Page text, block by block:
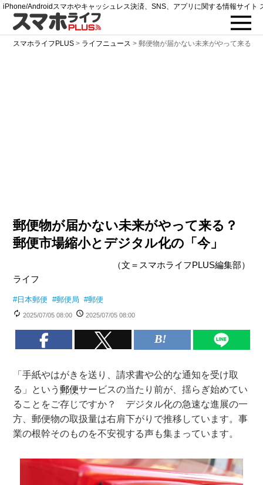
iPhone/Androidスマホやキャッシュレス決済、SNS、アプリに関する情報サイト
スマホライフPLUS > ライフニュース >郵便物が届かない未来がやって来る？
郵便物が届かない未来がやって来る？
郵便市場縮小とデジタル化の「今」
（文＝スマホライフPLUS編集部）
ライフ
#日本郵便 #郵便局 #郵便
2025/07/05 08:00 2025/07/05 08:00
「手紙やはがきを送り、請求書や公的な通知を受け取
る」という郵便サービスの当たり前が、揺らぎ始めてい
ることをご存じですか？ デジタル化の急速な進展の一
方、郵便物の取扱量は右肩下がりで推移しています。事
業の根幹そのものを不安視する声も集まっています。